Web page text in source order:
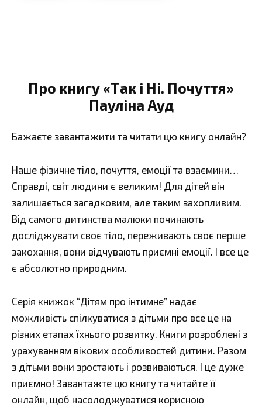
Про книгу «Так і Ні. Почуття»
Пауліна Ауд
Бажаєте завантажити та читати цю книгу онлайн?
Наше фізичне тіло, почуття, емоції та взаємини…
Справді, світ людини є великим! Для дітей він
залишається загадковим, але таким захопливим.
Від самого дитинства малюки починають
досліджувати своє тіло, переживають своє перше
закохання, вони відчувають приємні емоції. І все це
є абсолютно природним.
Серія книжок “Дітям про інтимне” надає
можливість спілкуватися з дітьми про все це на
різних етапах їхнього розвитку. Книги розроблені з
урахуванням вікових особливостей дитини. Разом
з дітьми вони зростають і розвиваються. І це дуже
приємно! Завантажте цю книгу та читайте її
онлайн, щоб насолоджуватися корисною